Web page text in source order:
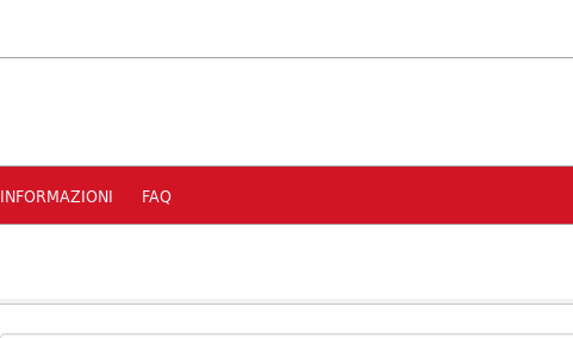
INFORMAZIONI FAQ